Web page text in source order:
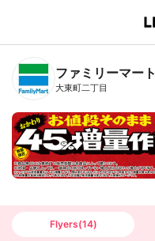
B
n
T
ファミリーマート
大東町二丁目
Flyers(14)